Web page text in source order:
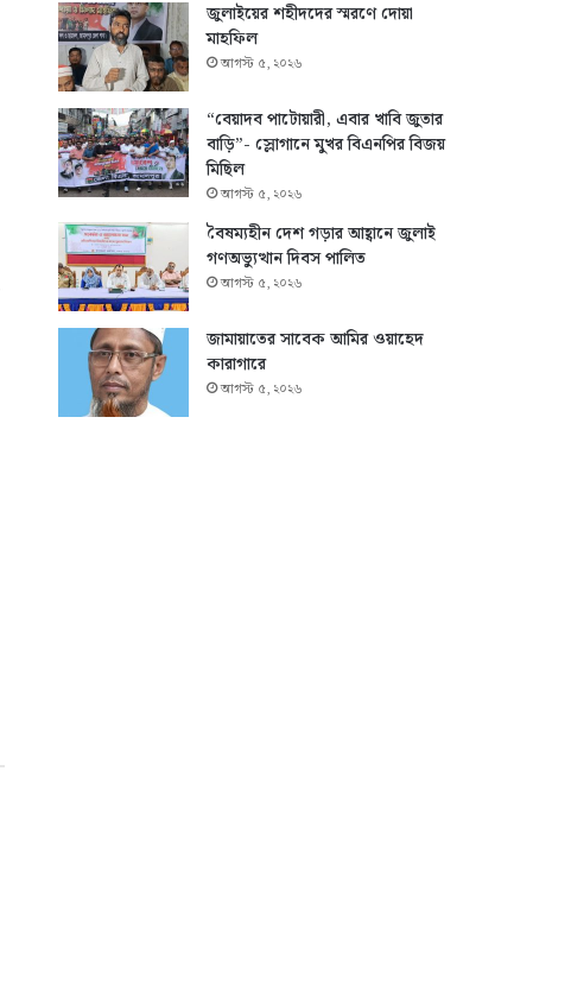
জুলাইয়ের শহীদদের স্মরণে দোয়া
মাহফিল
আগস্ট ৫, ২০২৬
“বেয়াদব পাটোয়ারী, এবার খাবি জুতার
বাড়ি”- স্লোগানে মুখর বিএনপির বিজয়
মিছিল
আগস্ট ৫, ২০২৬
বৈষম্যহীন দেশ গড়ার আহ্বানে জুলাই
গণঅভ্যুত্থান দিবস পালিত
আগস্ট ৫, ২০২৬
জামায়াতের সাবেক আমির ওয়াহেদ
কারাগারে
আগস্ট ৫, ২০২৬